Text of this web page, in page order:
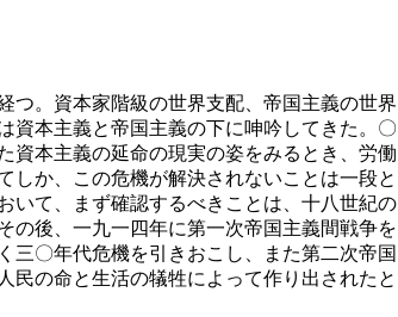
。資本家階級の世界支配、帝国主義の世界
資本主義と帝国主義の下に呻吟してきた。〇
資本主義の延命の現実の姿をみるとき、労働
しか、この危機が解決されないことは一段と
いて、まず確認するべきことは、十八世紀の
の後、一九一四年に第一次帝国主義間戦争を
三〇年代危機を引きおこし、また第二次帝国
民の命と生活の犠牲によって作り出されたと